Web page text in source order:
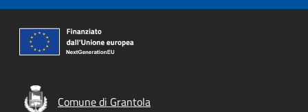
Comune di Grantola